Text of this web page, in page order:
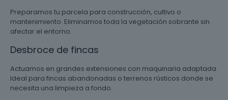
Preparamos tu parcela para construcción, cultivo o
mantenimiento. Eliminamos toda la vegetación sobrante sin
afectar el entorno.
Desbroce de fincas
Actuamos en grandes extensiones con maquinaria adaptada.
Ideal para fincas abandonadas o terrenos rústicos donde se
necesita una limpieza a fondo.